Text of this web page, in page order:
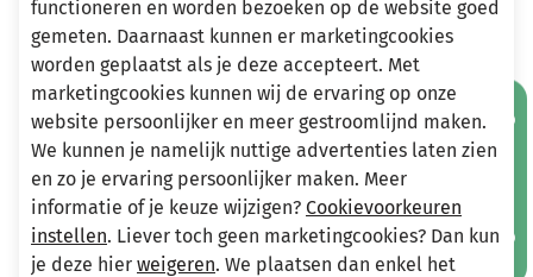
Andere bekeken ook
Wellicht ook iets voor jou?
-70% -70% Mis geen aanbiedingen!
functioneren en worden bezoeken op de website goed
gemeten. Daarnaast kunnen er marketingcookies
worden geplaatst als je deze accepteert. Met
marketingcookies kunnen wij de ervaring op onze
website persoonlijker en meer gestroomlijnd maken.
We kunnen je namelijk nuttige advertenties laten zien
en zo je ervaring persoonlijker maken. Meer
informatie of je keuze wijzigen? Cookievoorkeuren
instellen. Liever toch geen marketingcookies? Dan kun
je deze hier weigeren. We plaatsen dan enkel het